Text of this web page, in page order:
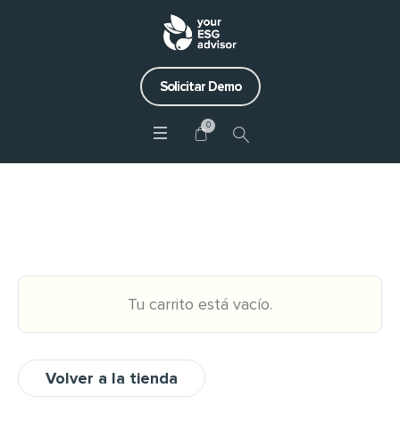
Solicitar Demo
0
Tu carrito está vacío.
Volver a la tienda